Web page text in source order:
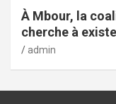
À Mbour, la
cherche à
admin